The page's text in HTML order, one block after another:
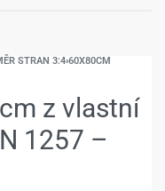
STRAN 3:4›60X80CM
z vlastní
1257 –